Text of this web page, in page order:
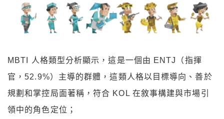
MBTI 人格類型分析顯示，這是一個由 ENTJ（指揮
官，52.9%）主導的群體，這類人格以目標導向、善於
規劃和掌控局面著稱，符合 KOL 在敘事構建與市場引
領中的角色定位；